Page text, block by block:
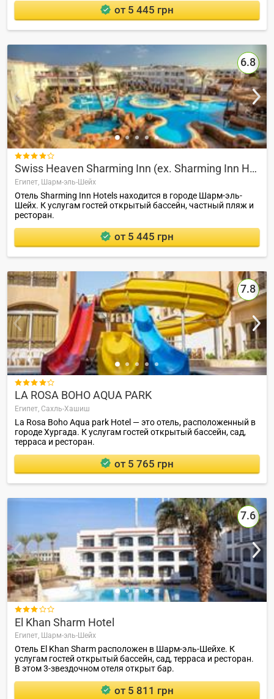
от 5 445 грн
6.8

Swiss Heaven Sharming Inn (ex. Sharming Inn Hotel)
Египет, Шарм-эль-Шейх
Отель Sharming Inn Hotels находится в городе Шарм-эль-
Шейх. К услугам гостей открытый бассейн, частный пляж и
ресторан.
от 5 445 грн
7.8

LA ROSA BOHO AQUA PARK
Египет, Сахль-Хашиш
La Rosa Boho Aqua park Hotel — это отель, расположенный в
городе Хургада. К услугам гостей открытый бассейн, сад,
терраса и ресторан.
от 5 765 грн
7.6

El Khan Sharm Hotel
Египет, Шарм-эль-Шейх
Отель El Khan Sharm расположен в Шарм-эль-Шейхе. К
услугам гостей открытый бассейн, сад, терраса и ресторан.
В этом 3-звездочном отеля открыт бар.
от 5 811 грн